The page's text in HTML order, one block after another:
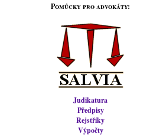
Pomůcky pro advokáty:
Judikatura
Předpisy
Rejstříky
Výpočty